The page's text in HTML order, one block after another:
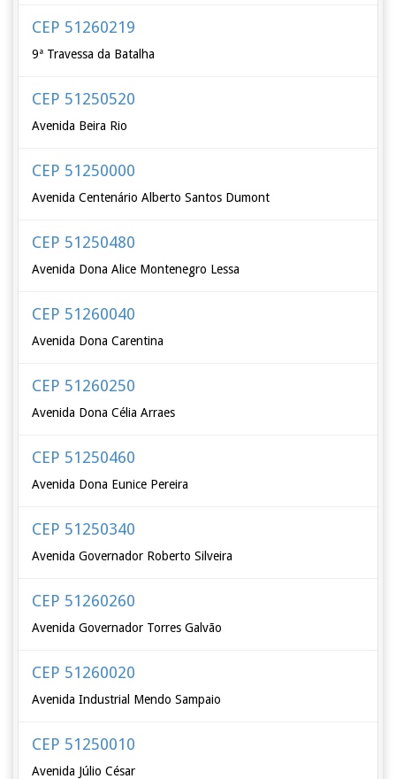
CEP 51260219
9ª Travessa da Batalha
CEP 51250520
Avenida Beira Rio
CEP 51250000
Avenida Centenário Alberto Santos Dumont
CEP 51250480
Avenida Dona Alice Montenegro Lessa
CEP 51260040
Avenida Dona Carentina
CEP 51260250
Avenida Dona Célia Arraes
CEP 51250460
Avenida Dona Eunice Pereira
CEP 51250340
Avenida Governador Roberto Silveira
CEP 51260260
Avenida Governador Torres Galvão
CEP 51260020
Avenida Industrial Mendo Sampaio
CEP 51250010
Avenida Júlio César